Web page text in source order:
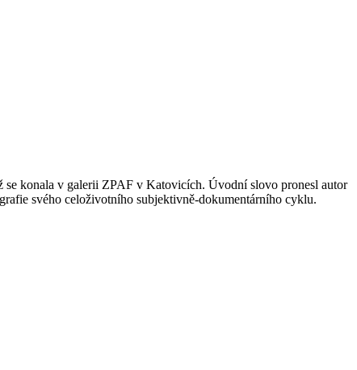
konala v galerii ZPAF v Katovicích. Úvodní slovo pronesl autor
svého celoživotního subjektivně-dokumentárního cyklu.